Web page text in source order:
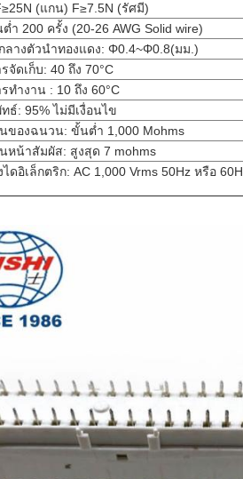
(แกน) F≥7.5N (รัศมี)
ำ 200 ครั้ง (20-26 AWG Solid wire)
ลางตัวนำทองแดง: Φ0.4~Φ0.8(มม.)
ดเก็บ: 40 ถึง 70°C
ทำงาน : 10 ถึง 60°C
ธ์: 95% ไม่มีเงื่อนไข
ของฉนวน: ขั้นต่ำ 1,000 Mohms
หน้าสัมผัส: สูงสุด 7 mohms
ดอิเล็กตริก: AC 1,000 Vrms 50Hz หรือ